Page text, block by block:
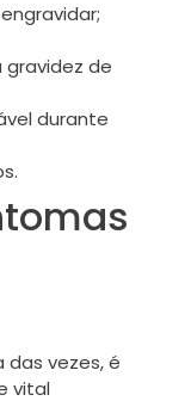
de
durante
vezes, é
vital